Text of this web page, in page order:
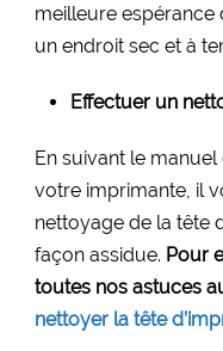
meilleure espérance
un endroit sec et à
Effectuer un
En suivant le
votre imprimante, il
nettoyage de la tête
façon assidue. Pour
toutes nos astuces
nettoyer la tête